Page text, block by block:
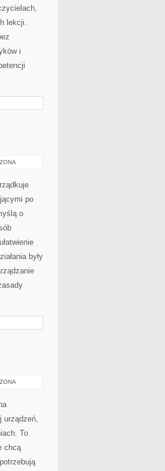
lekcji.
i
po
o
były
urządzeń,
To
chcą